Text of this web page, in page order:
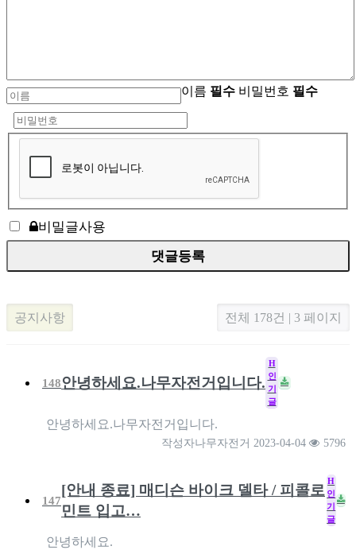
이름 필수 비밀번호 필수
비밀글사용
공지사항 전체 178건 | 3 페이지
148안녕하세요.나무자전거입니다.
H
인
기
글
안녕하세요.나무자전거입니다.
작성자나무자전거 2023-04-04 5796
147
[안내 종료] 매디슨 바이크 델타 / 피콜로
민트 입고…
H
인
기
글
안녕하세요.